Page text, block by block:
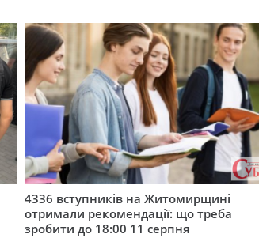
4336 вступників на Житомирщині
отримали рекомендації: що треба
зробити до 18:00 11 серпня